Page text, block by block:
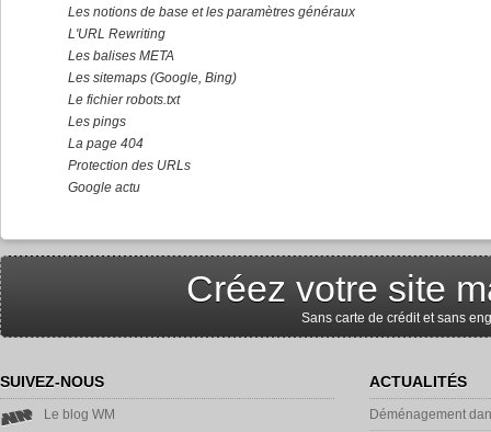
Les notions de base et les paramètres généraux
L'URL Rewriting
Les balises META
Les sitemaps (Google, Bing)
Le fichier robots.txt
Les pings
La page 404
Protection des URLs
Google actu
Créez votre site
Sans carte de crédit et sans
SUIVEZ-NOUS
Le blog WM
ACTUALITÉS
Déménagement